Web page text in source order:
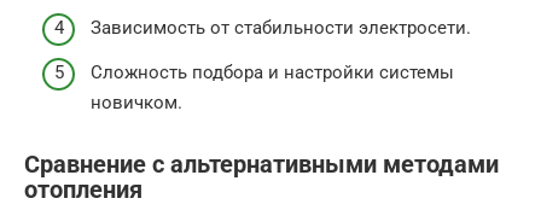
Зависимость от стабильности электросети.
Сложность подбора и настройки системы
новичком.
Сравнение с альтернативными методами
отопления